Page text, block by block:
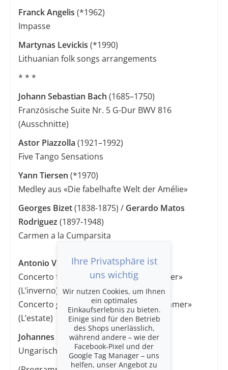
Franck Angelis (*1962)
Impasse
Martynas Levickis (*1990)
Lithuanian folk songs arrangements
* * *
Johann Sebastian Bach (1685–1750)
Französische Suite Nr. 5 G-Dur BWV 816
(Ausschnitte)
Astor Piazzolla (1921–1992)
Five Tango Sensations
Yann Tiersen (*1970)
Medley aus «Die fabelhafte Welt der Amélie»
Georges Bizet(1838-1875) / Gerardo Matos
Rodriguez (1897-1948)
Carmen a la Cumparsita
Antonio Vivaldi(1678–1741)
Concerto f-Moll op. 8 Nr. 4 RV 297 «Winter»
(L’inverno)
Concerto g-Moll op. 8 Nr. 2 RV 315 «Sommer»
(L’estate)
Johannes Brahms(1833–1897)
Ungarischer Tanz Nr. 5 g-Moll
Ihre Privatsphäre ist
uns wichtig
Wir nutzen Cookies, um Ihnen
ein optimales
Einkaufserlebnis zu bieten.
Einige sind für den Betrieb
des Shops unerlässlich,
während andere – wie der
Facebook-Pixel und der
Google Tag Manager – uns
helfen, unser Angebot zu